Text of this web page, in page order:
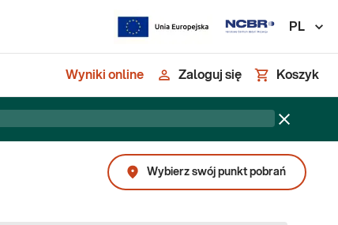
PL
Wyniki online Zaloguj się Koszyk
Wybierz swój punkt pobrań